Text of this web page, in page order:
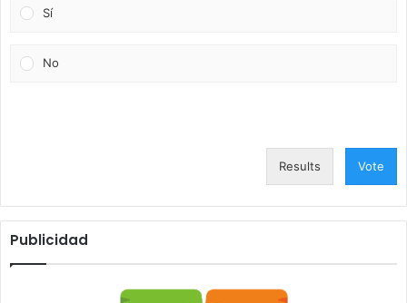
Sí
No
Results Vote
Publicidad